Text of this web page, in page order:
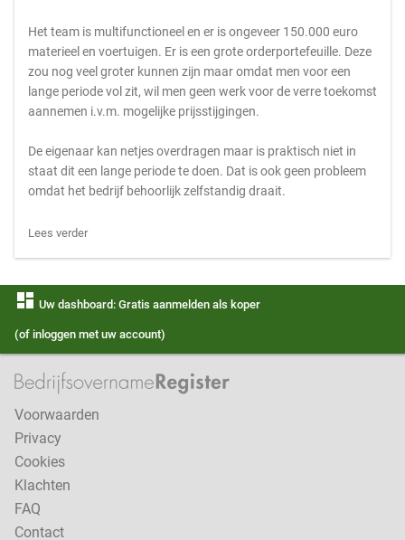
Het team is multifunctioneel en er is ongeveer 150.000 euro
materieel en voertuigen. Er is een grote orderportefeuille. Deze
zou nog veel groter kunnen zijn maar omdat men voor een
lange periode vol zit, wil men geen werk voor de verre toekomst
aannemen i.v.m. mogelijke prijsstijgingen.
De eigenaar kan netjes overdragen maar is praktisch niet in
staat dit een lange periode te doen. Dat is ook geen probleem
omdat het bedrijf behoorlijk zelfstandig draait.
Lees verder
dashboard Uw dashboard: Gratis aanmelden als koper
(of inloggen met uw account)
Voorwaarden
Privacy
Cookies
Klachten
FAQ
Contact